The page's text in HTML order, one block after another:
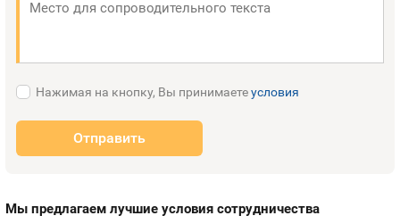
Нажимая на кнопку, Вы принимаетеусловия
Отправить
Мы предлагаем лучшие условия сотрудничества